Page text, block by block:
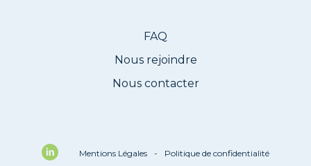
FAQ
Nous rejoindre
Nous contacter
Mentions Légales - Politique de confidentialité